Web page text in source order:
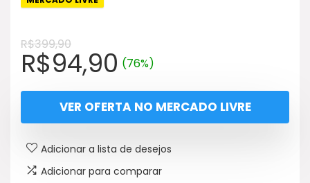
R$399,90
O
preço
original
era:
R$399,90.
R$94,90O
preço
atual
é:
R$94,90.
(76%)
VER OFERTA NO MERCADO LIVRE
Adicionar a lista de desejos
Adicionar para comparar